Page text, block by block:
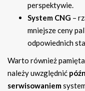
perspektywie.
System CNG –
mniejsze ceny
odpowiednich
Warto również
należy uwzględnić
serwisowaniem